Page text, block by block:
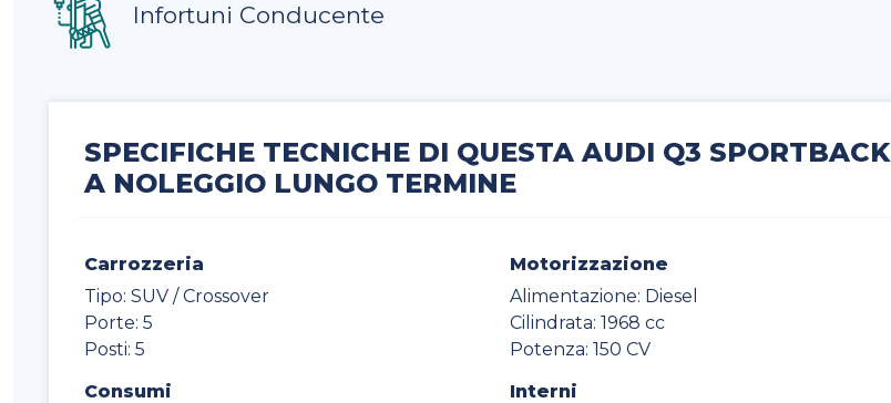
Infortuni Conducente
SPECIFICHE TECNICHE DI QUESTA AUDI Q3 SPORTBACK
A NOLEGGIO LUNGO TERMINE
Carrozzeria
Tipo: SUV / Crossover
Porte: 5
Posti: 5
Motorizzazione
Alimentazione: Diesel
Cilindrata: 1968 cc
Potenza: 150 CV
Consumi
Interni